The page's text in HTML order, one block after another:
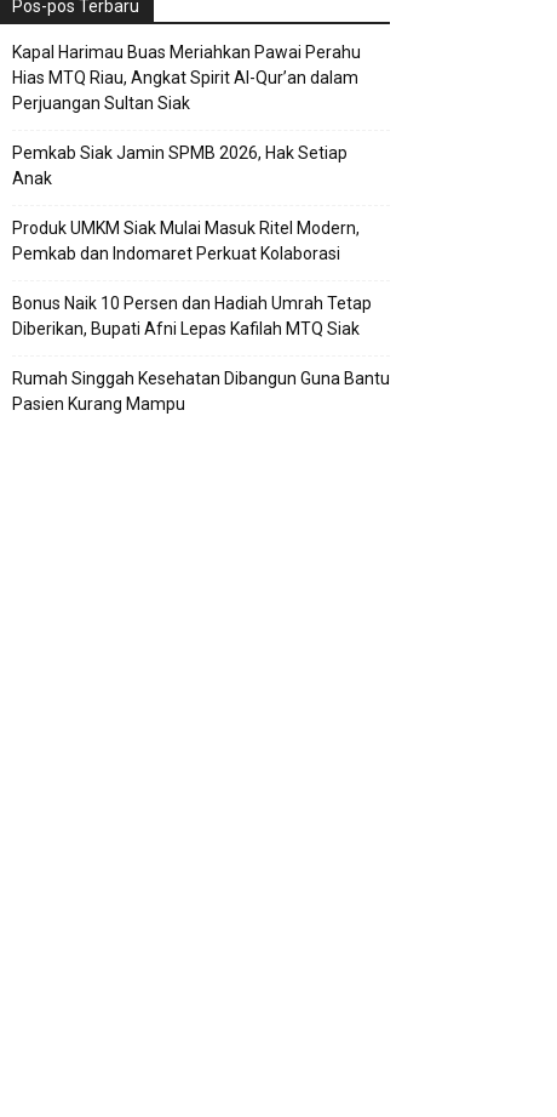
Pos-pos Terbaru
Kapal Harimau Buas Meriahkan Pawai Perahu
Hias MTQ Riau, Angkat Spirit Al-Qur’an dalam
Perjuangan Sultan Siak
Pemkab Siak Jamin SPMB 2026, Hak Setiap
Anak
Produk UMKM Siak Mulai Masuk Ritel Modern,
Pemkab dan Indomaret Perkuat Kolaborasi
Bonus Naik 10 Persen dan Hadiah Umrah Tetap
Diberikan, Bupati Afni Lepas Kafilah MTQ Siak
Rumah Singgah Kesehatan Dibangun Guna Bantu
Pasien Kurang Mampu